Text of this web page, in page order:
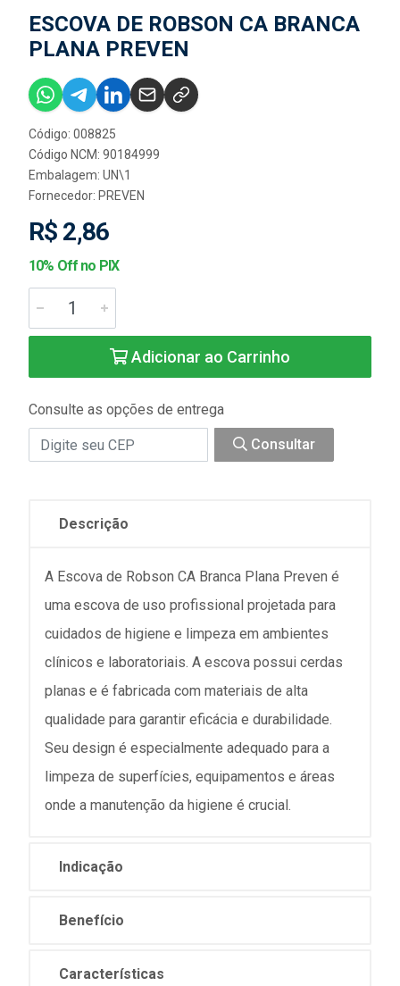
ESCOVA DE ROBSON CA BRANCA
PLANA PREVEN
Código: 008825
Código NCM: 90184999
Embalagem: UN\1
Fornecedor: PREVEN
R$ 2,86
10% Off no PIX
Adicionar ao Carrinho
Consulte as opções de entrega
Consultar
Descrição
A Escova de Robson CA Branca Plana Preven é
uma escova de uso profissional projetada para
cuidados de higiene e limpeza em ambientes
clínicos e laboratoriais. A escova possui cerdas
planas e é fabricada com materiais de alta
qualidade para garantir eficácia e durabilidade.
Seu design é especialmente adequado para a
limpeza de superfícies, equipamentos e áreas
onde a manutenção da higiene é crucial.
Indicação
Benefício
Características